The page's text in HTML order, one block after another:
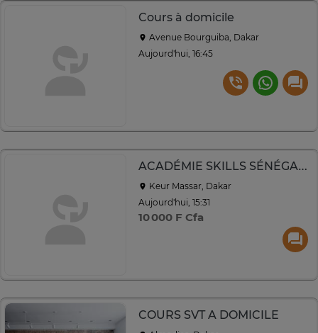
Cours à domicile
Avenue Bourguiba, Dakar
Aujourd'hui, 16:45
ACADÉMIE SKILLS SÉNÉGAL: FORMATION
Keur Massar, Dakar
Aujourd'hui, 15:31
10 000 F Cfa
COURS SVT A DOMICILE